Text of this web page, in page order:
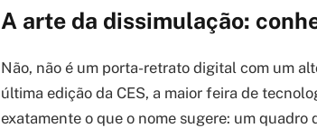
A arte da dissimulação:
Não, não é um porta-retrato digital com um
última edição da CES, a maior feira de
exatamente o que o nome sugere: um